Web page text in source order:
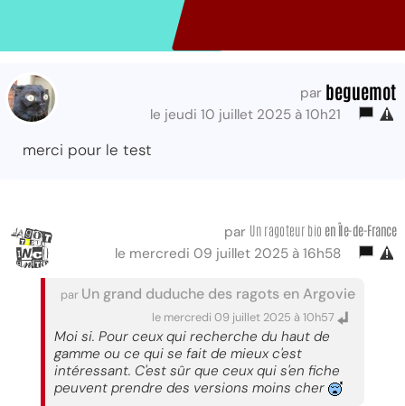
par beguemot
le jeudi 10 juillet 2025 à 10h21
merci pour le test
par Un ragoteur bio en Île-de-France
le mercredi 09 juillet 2025 à 16h58
par Un grand duduche des ragots en Argovie
le mercredi 09 juillet 2025 à 10h57
Moi si. Pour ceux qui recherche du haut de
gamme ou ce qui se fait de mieux c'est
intéressant. C'est sûr que ceux qui s'en fiche
peuvent prendre des versions moins cher